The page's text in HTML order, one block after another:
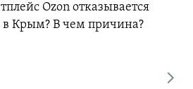
Ozon отказывается
в Крым? В чем причина?